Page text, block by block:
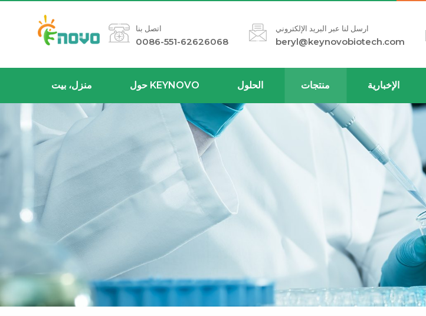
اتصل بنا
0086-551-62626068
ارسل لنا عبر البريد الإلكتروني
beryl@keynovobiotech.com
منزل، بيت حول KEYNOVO الحلول منتجات الإخبارية